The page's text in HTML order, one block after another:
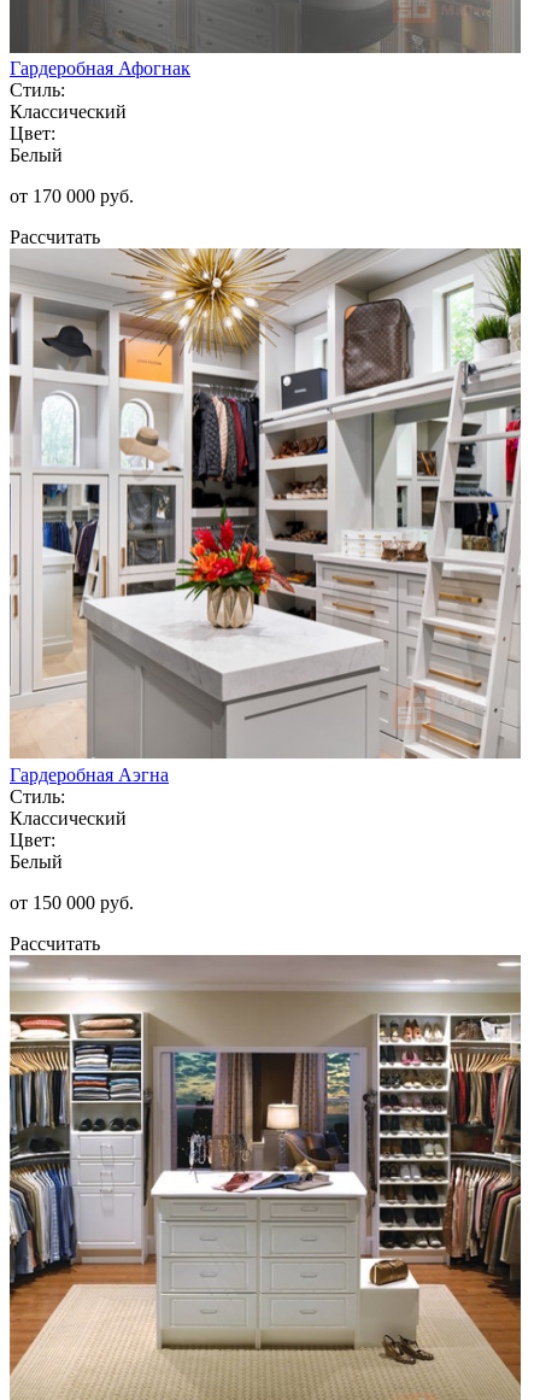
Гардеробная Афогнак
Стиль:
Классический
Цвет:
Белый
от 170 000 руб.
Рассчитать
Гардеробная Аэгна
Стиль:
Классический
Цвет:
Белый
от 150 000 руб.
Рассчитать